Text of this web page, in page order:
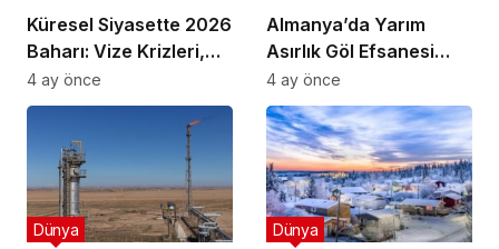
Küresel Siyasette 2026
Baharı: Vize Krizleri,
Yeni İttifaklar ve Trump
Tasarısı
4 ay önce
Almanya’da Yarım
Asırlık Göl Efsanesi
Gerçek Oldu: 2,60
Metrelik “Canavar”
Ortaya Çıktı
4 ay önce
Dünya Dünya